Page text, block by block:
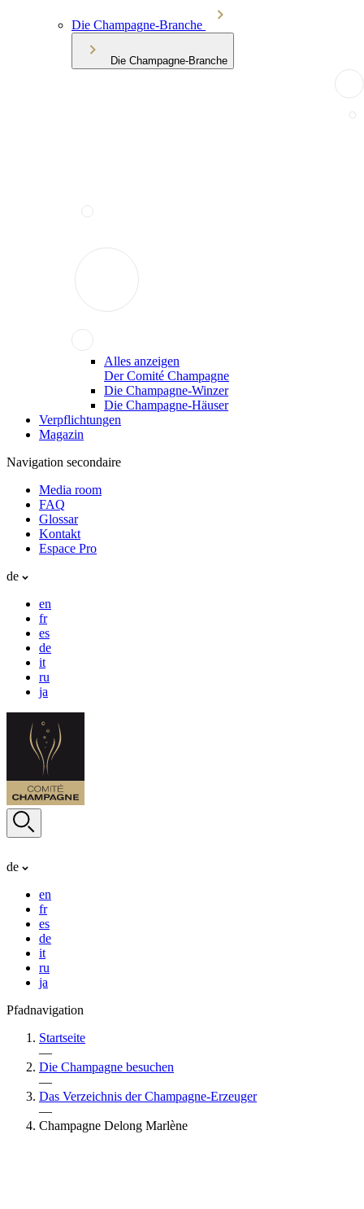
Die Champagne-Branche
Die Champagne-Branche
Alles anzeigen
Der Comité Champagne
Die Champagne-Winzer
Die Champagne-Häuser
Verpflichtungen
Magazin
Navigation secondaire
Media room
FAQ
Glossar
Kontakt
Espace Pro
de
en
fr
es
de
it
ru
ja
de
en
fr
es
de
it
ru
ja
Pfadnavigation
Startseite
—
Die Champagne besuchen
—
Das Verzeichnis der Champagne-Erzeuger
—
Champagne Delong Marlène